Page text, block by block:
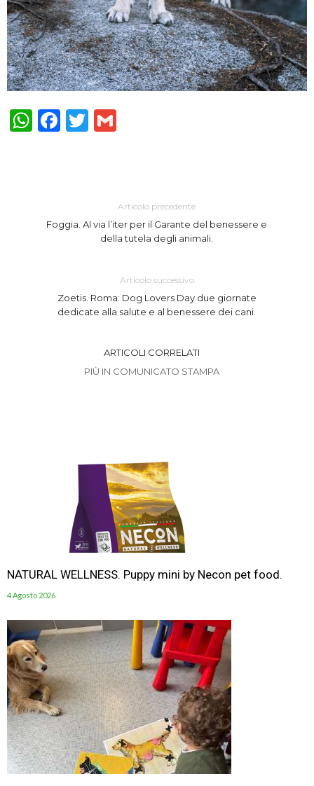
WhatsApp
Facebook
Twitter
Articolo precedente
Foggia. Al via l’iter per il Garante del benessere e
della tutela degli animali.
Articolo successivo
Zoetis. Roma: Dog Lovers Day due giornate
dedicate alla salute e al benessere dei cani.
ARTICOLI CORRELATI
PIÙ IN COMUNICATO STAMPA
NATURAL WELLNESS. Puppy mini by Necon pet food.
4 Agosto 2026